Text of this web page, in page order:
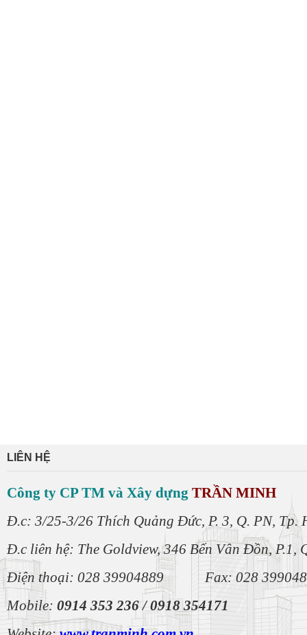
LIÊN HỆ
Công ty CP TM và Xây dựng TRẦN MINH
Đ.c: 3/25-3/26 Thích Quảng Đức, P. 3, Q. PN, Tp.
Đ.c liên hệ: The Goldview, 346 Bến Vân Đồn, P.1,
Điện thoại: 028 39904889 Fax: 028
Mobile: 0914 353 236 /0918 354171